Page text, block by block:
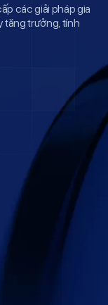
các giải pháp gia
tăng trưởng, tính